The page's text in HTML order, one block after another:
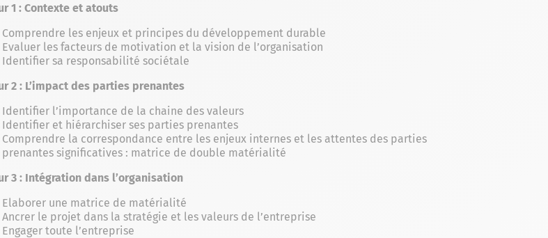
1 : Contexte et atouts
Comprendre les enjeux et principes du développement durable
Evaluer les facteurs de motivation et la vision de l’organisation
Identifier sa responsabilité sociétale
2 : L’impact des parties prenantes
Identifier l’importance de la chaine des valeurs
Identifier et hiérarchiser ses parties prenantes
Comprendre la correspondance entre les enjeux internes et les attentes des parties
prenantes significatives : matrice de double matérialité
3 : Intégration dans l’organisation
Elaborer une matrice de matérialité
Ancrer le projet dans la stratégie et les valeurs de l’entreprise
Engager toute l’entreprise